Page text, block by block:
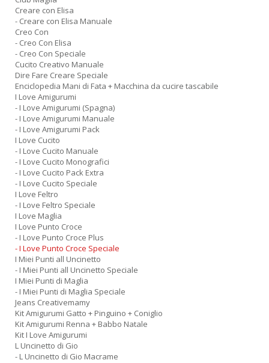
Creare con Elisa
- Creare con Elisa Manuale
Creo Con
- Creo Con Elisa
- Creo Con Speciale
Cucito Creativo Manuale
Dire Fare Creare Speciale
Enciclopedia Mani di Fata + Macchina da cucire tascabile
I Love Amigurumi
- I Love Amigurumi (Spagna)
- I Love Amigurumi Manuale
- I Love Amigurumi Pack
I Love Cucito
- I Love Cucito Manuale
- I Love Cucito Monografici
- I Love Cucito Pack Extra
- I Love Cucito Speciale
I Love Feltro
- I Love Feltro Speciale
I Love Maglia
I Love Punto Croce
- I Love Punto Croce Plus
- I Love Punto Croce Speciale
I Miei Punti all Uncinetto
- I Miei Punti all Uncinetto Speciale
I Miei Punti di Maglia
- I Miei Punti di Maglia Speciale
Jeans Creativemamy
Kit Amigurumi Gatto + Pinguino + Coniglio
Kit Amigurumi Renna + Babbo Natale
Kit I Love Amigurumi
L Uncinetto di Gio
- L Uncinetto di Gio Macrame